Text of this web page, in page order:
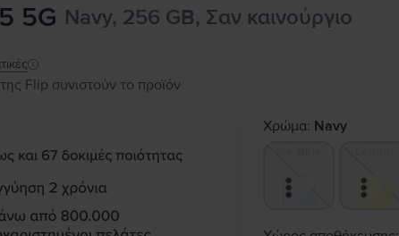
5G Navy, 256 GB, Σαν καινούργιο
Flip συνιστούν το προϊόν
Χρώμα: Navy